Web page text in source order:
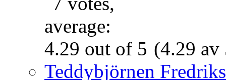
(4.29 av
Teddybjörnen